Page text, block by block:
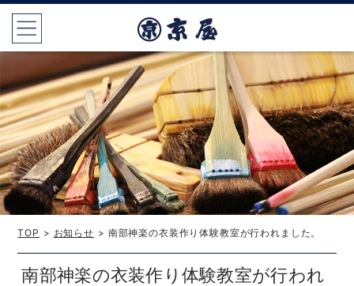
TOP > お知らせ > 南部神楽の衣装作り体験教室が行われました。
南部神楽の衣装作り体験教室が行われ